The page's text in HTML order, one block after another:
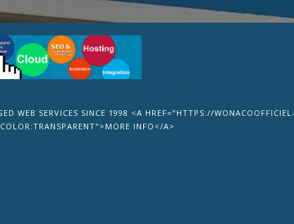
WEB SERVICES SINCE 1998 <A HREF="HTTPS://
INFO</A>